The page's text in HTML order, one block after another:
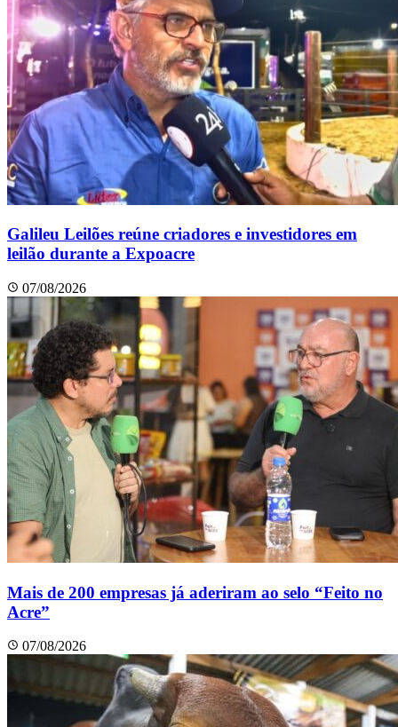
Galileu Leilões reúne criadores e investidores em
leilão durante a Expoacre
07/08/2026
Mais de 200 empresas já aderiram ao selo “Feito no
Acre”
07/08/2026